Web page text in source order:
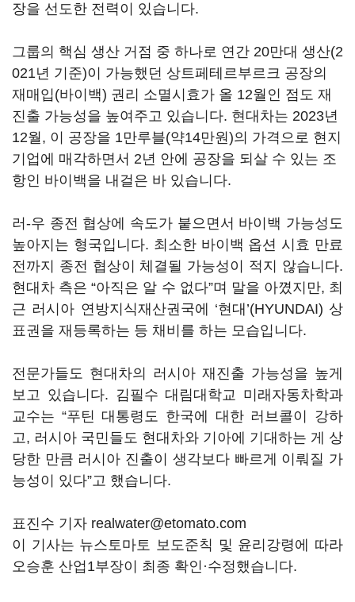
장을 선도한 전력이 있습니다.
그룹의 핵심 생산 거점 중 하나로 연간 20만대 생산(2
021년 기준)이 가능했던 상트페테르부르크 공장의
재매입(바이백) 권리 소멸시효가 올 12월인 점도 재
진출 가능성을 높여주고 있습니다. 현대차는 2023년
12월, 이 공장을 1만루블(약14만원)의 가격으로 현지
기업에 매각하면서 2년 안에 공장을 되살 수 있는 조
항인 바이백을 내걸은 바 있습니다.
러-우 종전 협상에 속도가 붙으면서 바이백 가능성도
높아지는 형국입니다. 최소한 바이백 옵션 시효 만료
전까지 종전 협상이 체결될 가능성이 적지 않습니다.
현대차 측은 “아직은 알 수 없다”며 말을 아꼈지만, 최
근 러시아 연방지식재산권국에 ‘현대 ’(HYUNDAI) 상
표권을 재등록하는 등 채비를 하는 모습입니다.
전문가들도 현대차의 러시아 재진출 가능성을 높게
보고 있습니다. 김필수 대림대학교 미래자동차학과
교수는 “푸틴 대통령도 한국에 대한 러브콜이 강하
고, 러시아 국민들도 현대차와 기아에 기대하는 게 상
당한 만큼 러시아 진출이 생각보다 빠르게 이뤄질 가
능성이 있다”고 했습니다.
표진수 기자 realwater@etomato.com
이 기사는 뉴스토마토 보도준칙 및 윤리강령에 따라
오승훈 산업1부장이 최종 확인·수정했습니다.